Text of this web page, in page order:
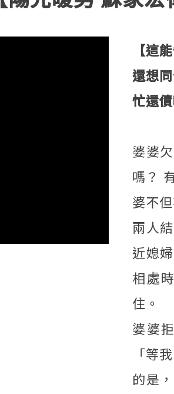
【這
還想
忙還
婆婆
嗎？
婆不
兩人
近媳
相處
住。
婆婆
「等
的是